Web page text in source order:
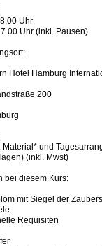
Uhr
Uhr (inkl. Pausen)
Hotel Hamburg
200
Material* und
(inkl. Mwst)
bei diesem Kurs:
mit Siegel der
Requisiten